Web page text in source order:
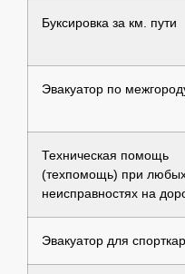
Буксировка за км. пути
Эвакуатор по
Техническая помощь
(техпомощь) при
неисправностях на
Эвакуатор для